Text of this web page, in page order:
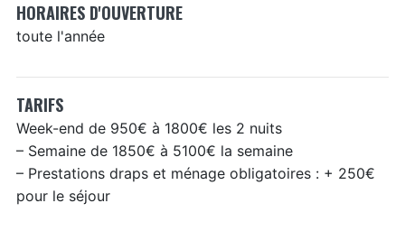
HORAIRES D'OUVERTURE
toute l'année
TARIFS
Week-end de 950€ à 1800€ les 2 nuits
– Semaine de 1850€ à 5100€ la semaine
– Prestations draps et ménage obligatoires : + 250€
pour le séjour